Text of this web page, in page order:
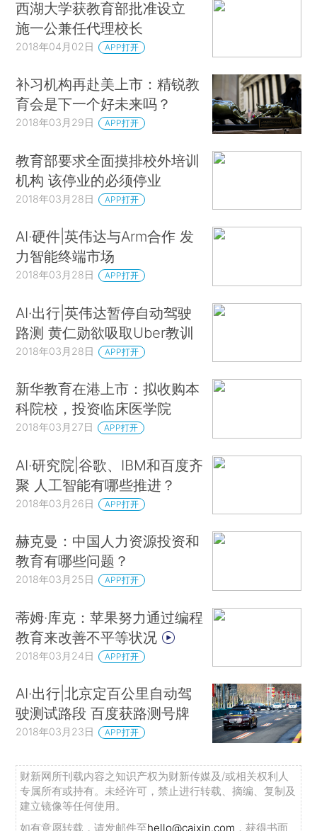
西湖大学获教育部批准设立
施一公兼任代理校长
2018年04月02日 APP打开
补习机构再赴美上市：精锐教
育会是下一个好未来吗？
2018年03月29日 APP打开
教育部要求全面摸排校外培训
机构 该停业的必须停业
2018年03月28日 APP打开
AI·硬件|英伟达与Arm合作 发
力智能终端市场
2018年03月28日 APP打开
AI·出行|英伟达暂停自动驾驶
路测 黄仁勋欲吸取Uber教训
2018年03月28日 APP打开
新华教育在港上市：拟收购本
科院校，投资临床医学院
2018年03月27日 APP打开
AI·研究院|谷歌、IBM和百度齐
聚 人工智能有哪些推进？
2018年03月26日 APP打开
赫克曼：中国人力资源投资和
教育有哪些问题？
2018年03月25日 APP打开
蒂姆·库克：苹果努力通过编程
教育来改善不平等状况
2018年03月24日 APP打开
AI·出行|北京定百公里自动驾
驶测试路段 百度获路测号牌
2018年03月23日 APP打开
财新网所刊载内容之知识产权为财新传媒及/或相关权利人
专属所有或持有。未经许可，禁止进行转载、摘编、复制及
建立镜像等任何使用。
如有意愿转载，请发邮件至hello@caixin.com ，获得书面